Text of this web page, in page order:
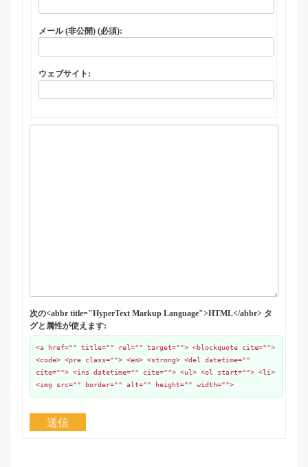
メール (非公開) (必須):
ウェブサイト:
次の<abbr title="HyperText Markup Language">HTML</abbr> タ
グと属性が使えます:
<a href="" title="" rel="" target=""> <blockquote cite="">
<code> <pre class=""> <em> <strong> <del datetime=""
cite=""> <ins datetime="" cite=""> <ul> <ol start=""> <li>
<img src="" border="" alt="" height="" width="">
送信